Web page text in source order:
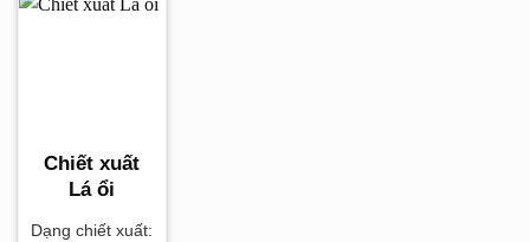
Chiết xuất
Lá ổi
Dạng chiết xuất: